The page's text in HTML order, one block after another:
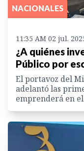
NACIONALES
11:35 AM 02 jul.
¿A quiénes
Público por
El portavoz del
adelantó las
emprenderá en el